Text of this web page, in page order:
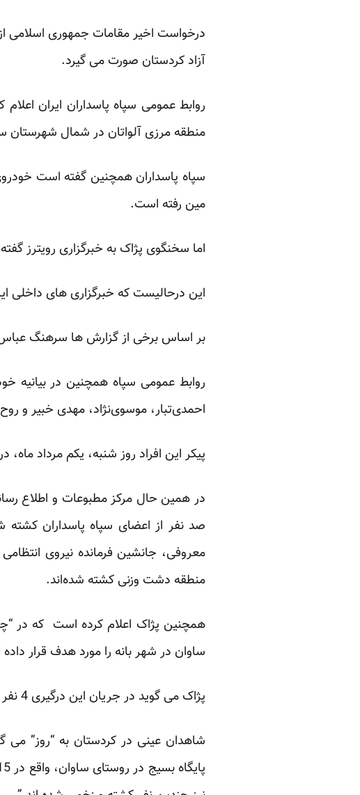
درخواست اخیر مقامات جمهوری اسلامی
آزاد کردستان صورت می گیرد.
روابط عمومی سپاه پاسداران ایران
منطقه مرزی آلواتان در شمال
سپاه پاسداران همچنین گفته است
مین رفته است.
اما سخنگوی پژاک به خبرگزاری رویترز
این درحالیست که خبرگزاری های داخلی
بر اساس برخی از گزارش ها سرهنگ
روابط عمومی سپاه همچنین در بیانیه
احمدی‌تبار، موسوی‌نژاد، مهدی خبیر و
پیکر این افراد روز شنبه، یکم مرداد
در همین حال مرکز مطبوعات و اطلاع
صد نفر از اعضای سپاه پاسداران کشته
معروفی، جانشین فرمانده نیروی
منطقه دشت وزنی کشته شده‌اند.
همچنین پژاک اعلام کرده است که در
ساوان در شهر بانه را مورد هدف قرار
پژاک می گوید در جریان این درگیری 4 نفر را کشته و تعدادی دیگر از نظامیان را مجروح کرده است.